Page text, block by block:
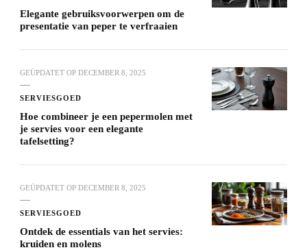
Elegante gebruiksvoorwerpen om de
presentatie van peper te verfraaien
GEÜPDATET OP DECEMBER 8, 2025
SERVIESGOED
Hoe combineer je een pepermolen met
je servies voor een elegante
tafelsetting?
GEÜPDATET OP DECEMBER 8, 2025
SERVIESGOED
Ontdek de essentials van het servies:
kruiden en molens